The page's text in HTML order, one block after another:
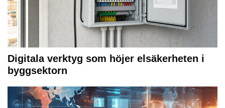
Digitala verktyg som höjer elsäkerheten i
byggsektorn